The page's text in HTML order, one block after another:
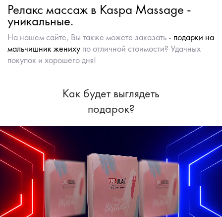
Релакс массаж в Kaspa Massage -
уникальные.
На нашем сайте, Вы также можете заказать - подарки на
мальчишник жениху по отличной стоимости? Удачных
покупок и хорошего дня!
Как будет выглядеть
подарок?